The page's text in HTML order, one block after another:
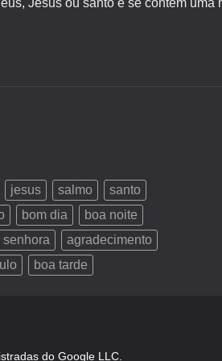
Jesus ou santo e se contém uma
jesus salmo
santo
bom dia
boa noite
agradecimento
boa tarde
do Google LLC.